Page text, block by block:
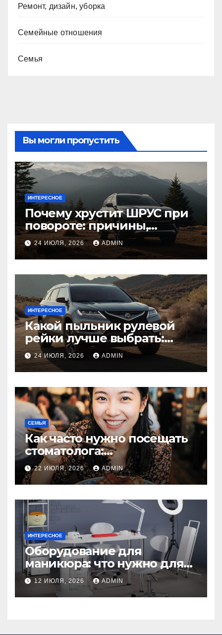
Ремонт, дизайн, уборка
Семейные отношения
Семья
Вы могли пропустить
ИНТЕРЕСНОЕ
Почему хрустит ШРУС при
повороте: причины,
диагностика
24 ИЮЛЯ, 2026 ADMIN
ИНТЕРЕСНОЕ
Какой пыльник рулевой
рейки лучше выбрать:
оригинальный или аналог,
резина или полиуретан
24 ИЮЛЯ, 2026 ADMIN
СЕМЬЯ
Как часто нужно посещать
стоматолога:
рекомендации для
здоровья зубов
22 ИЮЛЯ, 2026 ADMIN
ИНТЕРЕСНОЕ
Оборудование для
маникюра: что нужно для
идеального маникюра
12 ИЮЛЯ, 2026 ADMIN